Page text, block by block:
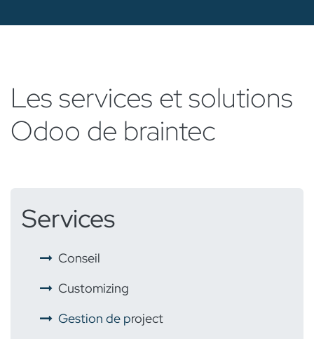
Les services et solutions
Odoo de braintec
Services
Conseil
Customizing
Gestion de project